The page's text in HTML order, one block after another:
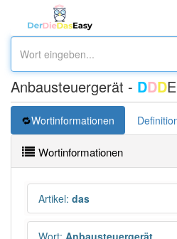
Anbausteuergerät - DDD
Wortinformationen
Wortinformationen
Artikel: das
Wort: Anbausteuergerät